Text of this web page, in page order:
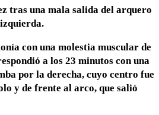
tras una mala salida del arquero
con una molestia muscular de
a los 23 minutos con una
por la derecha, cuyo centro fue
y de frente al arco, que salió